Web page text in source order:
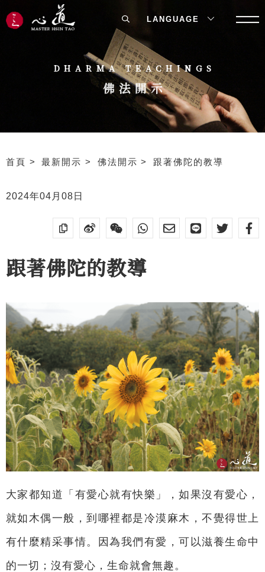
DHARMA TEACHINGS
佛法開示
首頁 最新開示 佛法開示 跟著佛陀的教導
2024年04月08日
跟著佛陀的教導
大家都知道「有愛心就有快樂」，如果沒有愛心，
就如木偶一般，到哪裡都是冷漠麻木，不覺得世上
有什麼精采事情。因為我們有愛，可以滋養生命中
的一切；沒有愛心，生命就會無趣。
LANGUAGE